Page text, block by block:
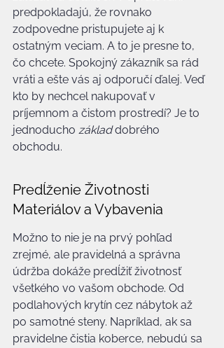
predpokladajú, že rovnako
zodpovedne pristupujete aj k
ostatným veciam. A to je presne to,
čo chcete. Spokojný zákazník sa rád
vráti a ešte vás aj odporučí ďalej. Veď
kto by nechcel nakupovať v
príjemnom a čistom prostredí? Je to
jednoducho základ dobrého
obchodu.
Predĺženie Životnosti
Materiálov a Vybavenia
Možno to nie je na prvý pohľad
zrejmé, ale pravidelná a správna
údržba dokáže predĺžiť životnosť
všetkého vo vašom obchode. Od
podlahových krytín cez nábytok až
po samotné steny. Napríklad, ak sa
pravidelne čistia koberce, nebudú sa